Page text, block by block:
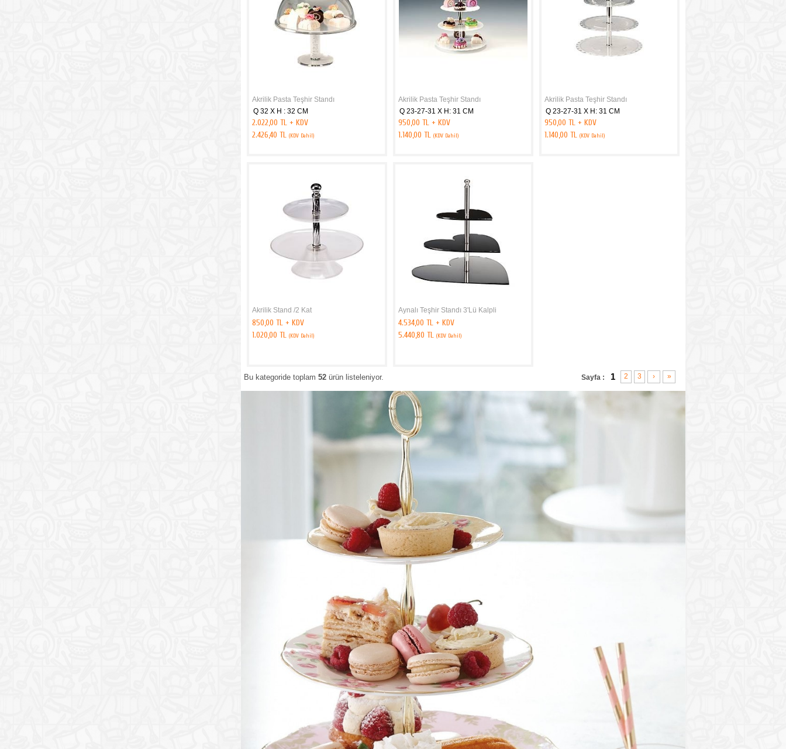
Akrilik Pasta Teşhir Standı
Q 32 X H : 32 CM
2.022,00 TL + KDV
2.426,40 TL (KDV Dahil)
Akrilik Pasta Teşhir Standı
Q 23-27-31 X H: 31 CM
950,00 TL + KDV
1.140,00 TL (KDV Dahil)
Akrilik Pasta Teşhir Standı
Q 23-27-31 X H: 31 CM
950,00 TL + KDV
1.140,00 TL (KDV Dahil)
Akrilik Stand /2 Kat
850,00 TL + KDV
1.020,00 TL (KDV Dahil)
Aynalı Teşhir Standı 3'Lü Kalpli
4.534,00 TL + KDV
5.440,80 TL (KDV Dahil)
Bu kategoride toplam 52 ürün listeleniyor. Sayfa : 1 2 3 › »